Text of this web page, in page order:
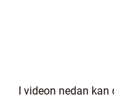
I videon nedan